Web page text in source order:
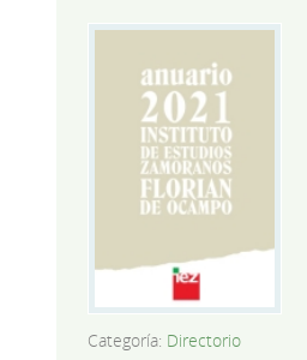
Categoría: Directorio